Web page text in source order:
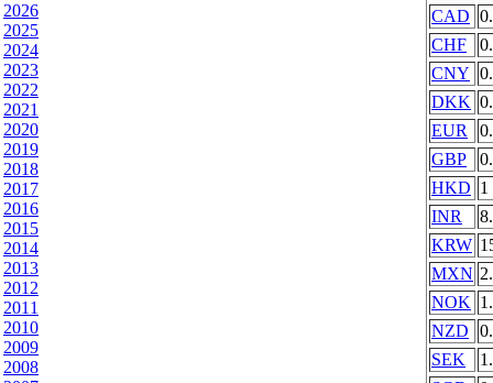
2026
2025
2024
2023
2022
2021
2020
2019
2018
2017
2016
2015
2014
2013
2012
2011
2010
2009
2008
CAD
CHF
CNY
DKK
EUR
GBP
HKD 1
INR
KRW
MXN
NOK
NZD
SEK